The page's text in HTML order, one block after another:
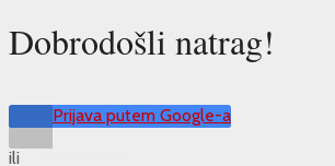
Dobrodošli natrag!
Prijava putem Google-a
ili